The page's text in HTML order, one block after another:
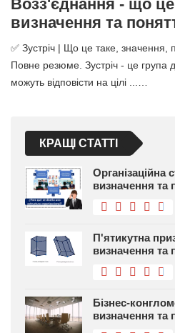
Возз'єднання - що це
визначення та
✅ Зустріч | Що це таке, значення,
Повне резюме. Зустріч - це група
можуть відповісти на цілі ...…
КРАЩІ СТАТТІ
Організаційна
визначення та
П'ятикутна
визначення та
Бізнес-
визначення та